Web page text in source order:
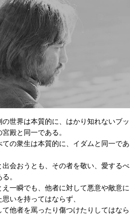
の世界は本質的に、はかり知れないブッ
宮殿と同一である。
の衆生は本質的に、イダムと同一であ
会おうとも、その者を敬い、愛するべ
。
一瞬でも、他者に対して悪意や敵意に
思いを持ってはならず、
他者を罵ったり傷つけたりしてはなら